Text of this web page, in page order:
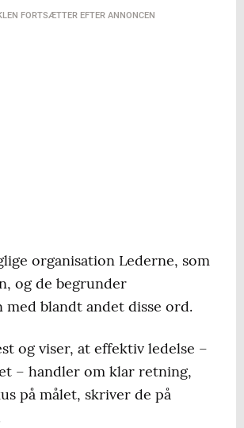
FORTSÆTTER EFTER ANNONCEN
organisation Lederne, som
og de begrunder
blandt andet disse ord.
og viser, at effektiv ledelse –
– handler om klar retning,
på målet, skriver de på